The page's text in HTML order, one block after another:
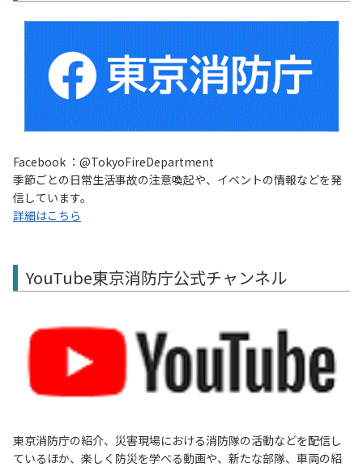
Facebook ：@TokyoFireDepartment
季節ごとの日常生活事故の注意喚起や、イベントの情報などを発
信しています。
詳細はこちら
YouTube東京消防庁公式チャンネル
東京消防庁の紹介、災害現場における消防隊の活動などを配信し
ているほか、楽しく防災を学べる動画や、新たな部隊、車両の紹